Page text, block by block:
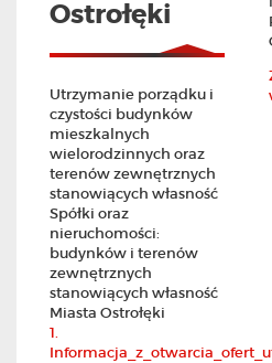
Ostrołęki
Utrzymanie porządku i
czystości budynków
mieszkalnych
wielorodzinnych oraz
terenów zewnętrznych
stanowiących własność
Spółki oraz
nieruchomości:
budynków i terenów
zewnętrznych
stanowiących własność
Miasta Ostrołęki
1.